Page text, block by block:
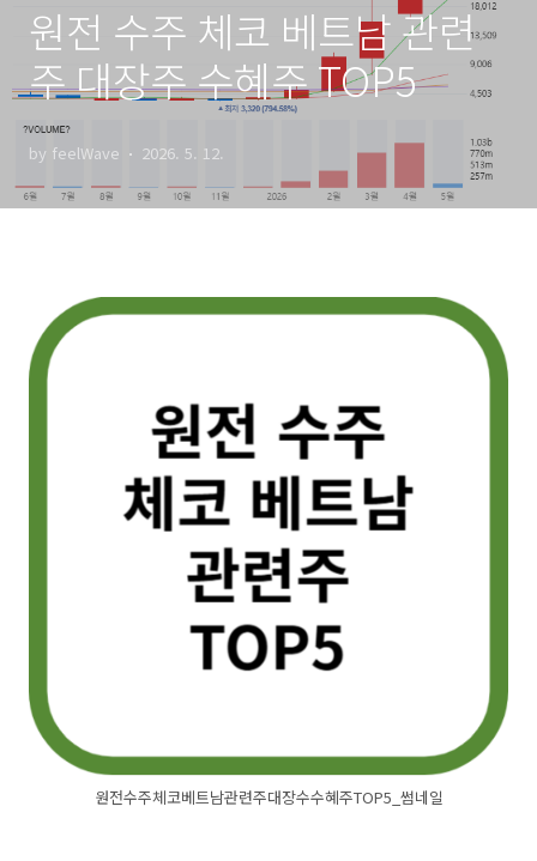
원전 수주 체코 베트남 관련
주 대장주 수혜주 TOP5
by feelWave 2026. 5. 12.
원전수주체코베트남관련주대장수수혜주TOP5_썸네일